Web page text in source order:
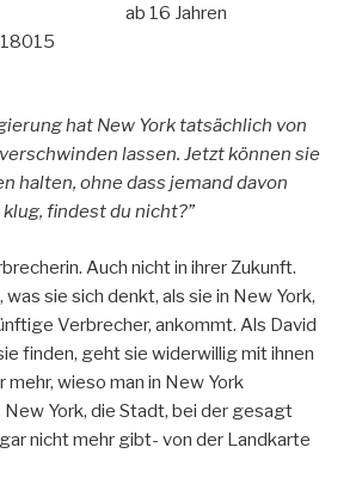
ab 16 Jahren
hat New York tatsächlich von
lassen. Jetzt können sie
halten, ohne dass jemand davon
findest du nicht?”
Auch nicht in ihrer Zukunft.
sie sich denkt, als sie in New York,
Verbrecher, ankommt. Als David
finden, geht sie widerwillig mit ihnen
mehr, wieso man in New York
York, die Stadt, bei der gesagt
nicht mehr gibt- von der Landkarte